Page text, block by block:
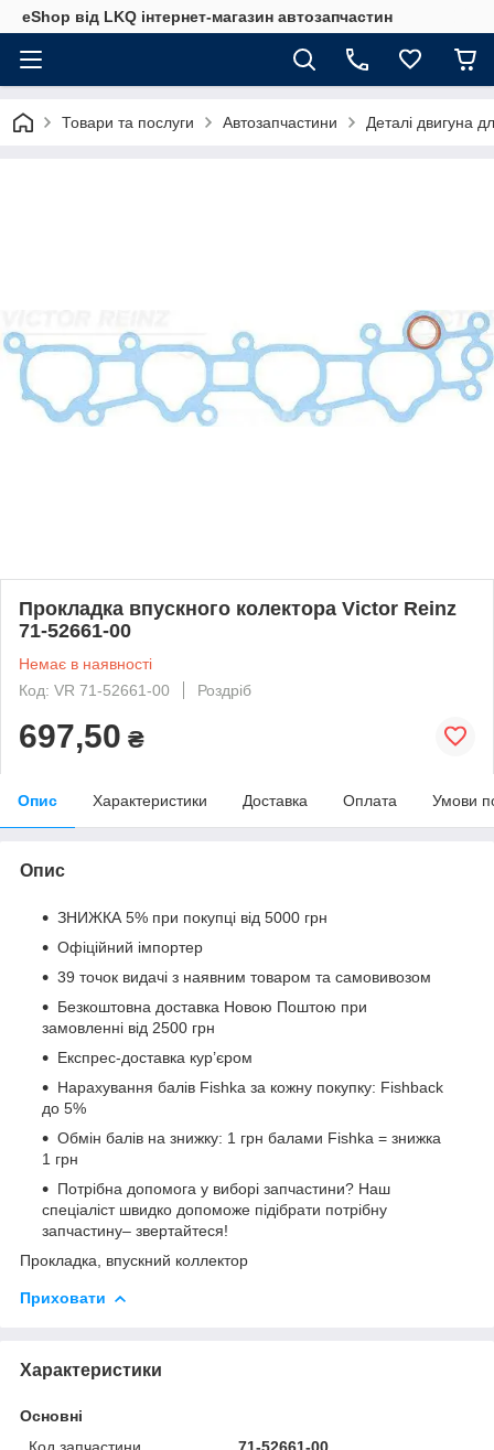
eShop від LKQ інтернет-магазин автозапчастин
Товари та послуги Автозапчастини Деталі двигуна
Прокладка впускного колектора Victor Reinz
71-52661-00
Немає в наявності
Код: VR 71-52661-00
Роздріб
697,50 ₴
Опис Характеристики Доставка Оплата Умови
Опис
ЗНИЖКА 5% при покупці від 5000 грн
Офіційний імпортер
39 точок видачі з наявним товаром та самовивозом
Безкоштовна доставка Новою Поштою при
замовленні від 2500 грн
Експрес-доставка кур’єром
Нарахування балів Fishka за кожну покупку: Fishback
до 5%
Обмін балів на знижку: 1 грн балами Fishka = знижка
1 грн
Потрібна допомога у виборі запчастини? Наш
спеціаліст швидко допоможе підібрати потрібну
запчастину– звертайтеся!
Прокладка, впускний коллектор
Приховати
Характеристики
Основні
Код запчастини
71-52661-00